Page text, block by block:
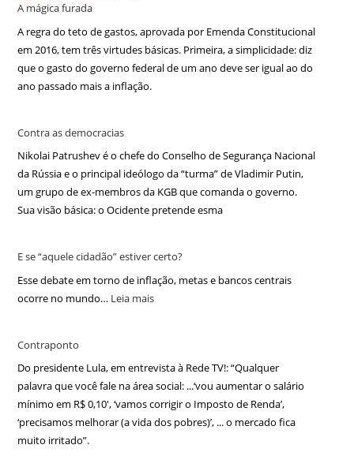
A mágica furada
A regra do teto de gastos, aprovada por Emenda Constitucional
em 2016, tem três virtudes básicas. Primeira, a simplicidade: diz
que o gasto do governo federal de um ano deve ser igual ao do
ano passado mais a inflação.
Contra as democracias
Nikolai Patrushev é o chefe do Conselho de Segurança Nacional
da Rússia e o principal ideólogo da “turma” de Vladimir Putin,
um grupo de ex-membros da KGB que comanda o governo.
Sua visão básica: o Ocidente pretende esma
E se “aquele cidadão” estiver certo?
Esse debate em torno de inflação, metas e bancos centrais
ocorre no mundo… Leia mais
Contraponto
Do presidente Lula, em entrevista à Rede TV!: “Qualquer
palavra que você fale na área social: ...‘vou aumentar o salário
mínimo em R$ 0,10′, ‘vamos corrigir o Imposto de Renda’,
‘precisamos melhorar (a vida dos pobres)’, ... o mercado fica
muito irritado”.